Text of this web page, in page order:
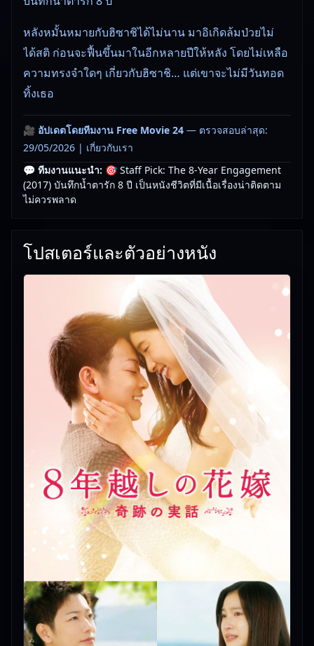
หลังหมั้นหมายกับฮิซาชิได้ไม่นาน มาอิเกิดล้มป่วยไม่
ได้สติ ก่อนจะฟื้นขึ้นมาในอีกหลายปีให้หลัง โดยไม่เหลือ
ความทรงจำใดๆ เกี่ยวกับฮิซาชิ… แต่เขาจะไม่มีวันทอด
ทิ้งเธอ
🎥 อัปเดตโดยทีมงาน Free Movie 24 — ตรวจสอบล่าสุด:
29/05/2026 | เกี่ยวกับเรา
💬 ทีมงานแนะนำ: 🎯 Staff Pick: The 8-Year Engagement
(2017) บันทึกน้ำตารัก 8 ปี เป็นหนังชีวิตที่มีเนื้อเรื่องน่าติดตาม
ไม่ควรพลาด
โปสเตอร์และตัวอย่างหนัง